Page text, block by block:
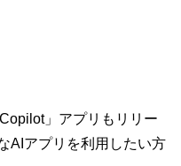
」アプリもリリー
AIアプリを利用したい方